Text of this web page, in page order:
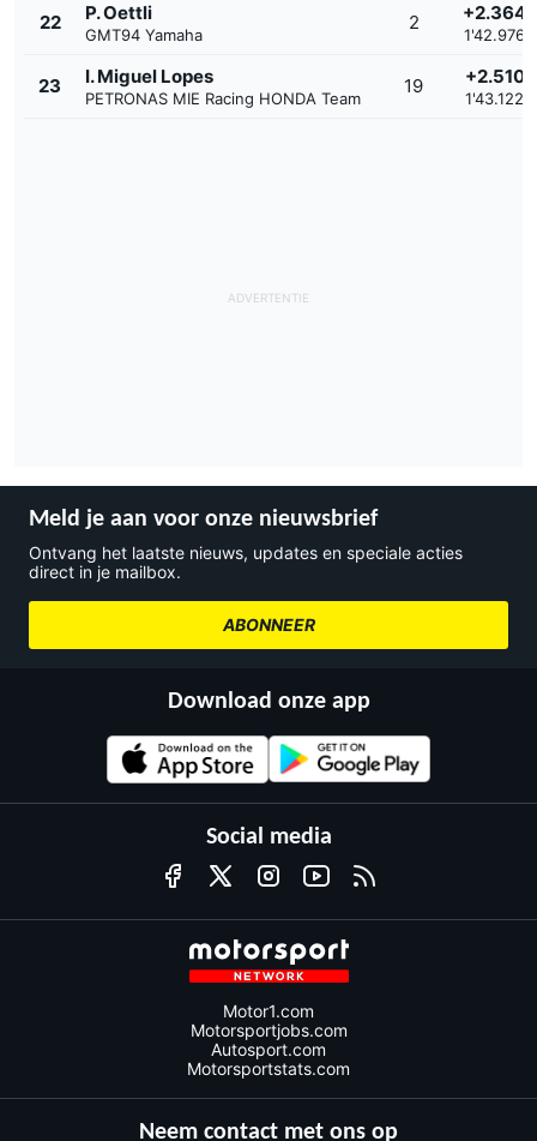
22 P. Oettli
GMT94 Yamaha
2 +2.364
1'42.976
23 I. Miguel Lopes
PETRONAS MIE Racing HONDA Team
19 +2.510
1'43.122
Meld je aan voor onze nieuwsbrief
Ontvang het laatste nieuws, updates en speciale acties
direct in je mailbox.
ABONNEER
Download onze app
Social media
Motor1.com
Motorsportjobs.com
Autosport.com
Motorsportstats.com
Neem contact met ons op